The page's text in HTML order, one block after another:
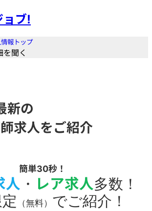
報トップ
聞く
新の
求人をご紹介
簡単30秒！
人 ・ レア求人多数！
（無料） でご紹介！